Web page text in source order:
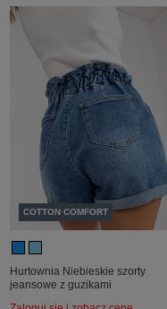
COTTON COMFORT
Hurtownia Niebieskie szorty
jeansowe z guzikami